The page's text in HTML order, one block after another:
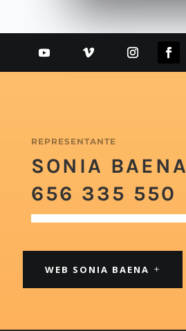
REPRESENTANTE
SONIA BAENA
656 335 550
WEB SONIA BAENA